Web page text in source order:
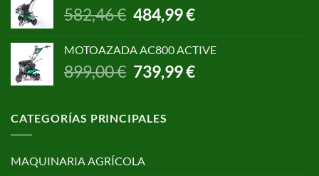
650,00 €.
499,00 €.
582,46€
El
precio
era:
582,46 €.
484,99€El
precio
es:
484,99 €.
MOTOAZADA AC800 ACTIVE
899,00€ El
precio
era:
899,00 €.
739,99€El
precio
CATEGORÍAS PRINCIPALES
MAQUINARIA AGRÍCOLA